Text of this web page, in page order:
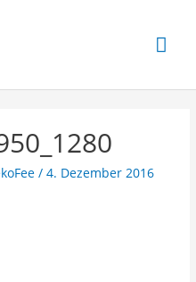
/4. Dezember 2016